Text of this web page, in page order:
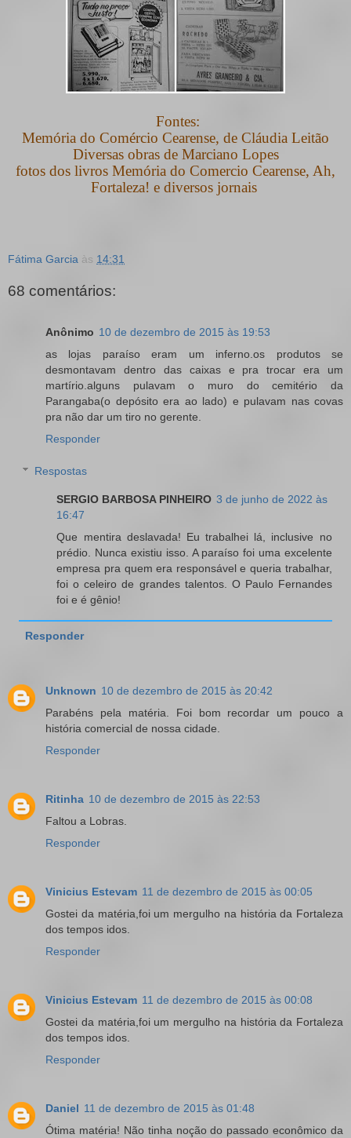
Fontes:
Memória do Comércio Cearense, de Cláudia Leitão
Diversas obras de Marciano Lopes
fotos dos livros Memória do Comercio Cearense, Ah,
Fortaleza! e diversos jornais
Fátima Garcia às 14:31
68 comentários:
Anônimo 10 de dezembro de 2015 às 19:53
as lojas paraíso eram um inferno.os produtos se
desmontavam dentro das caixas e pra trocar era um
martírio.alguns pulavam o muro do cemitério da
Parangaba(o depósito era ao lado) e pulavam nas covas
pra não dar um tiro no gerente.
Responder
Respostas
SERGIO BARBOSA PINHEIRO 3 de junho de 2022 às
16:47
Que mentira deslavada! Eu trabalhei lá, inclusive no
prédio. Nunca existiu isso. A paraíso foi uma excelente
empresa pra quem era responsável e queria trabalhar,
foi o celeiro de grandes talentos. O Paulo Fernandes
foi e é gênio!
Responder
Unknown 10 de dezembro de 2015 às 20:42
Parabéns pela matéria. Foi bom recordar um pouco a
história comercial de nossa cidade.
Responder
Ritinha 10 de dezembro de 2015 às 22:53
Faltou a Lobras.
Responder
Vinicius Estevam 11 de dezembro de 2015 às 00:05
Gostei da matéria,foi um mergulho na história da Fortaleza
dos tempos idos.
Responder
Vinicius Estevam 11 de dezembro de 2015 às 00:08
Gostei da matéria,foi um mergulho na história da Fortaleza
dos tempos idos.
Responder
Daniel 11 de dezembro de 2015 às 01:48
Ótima matéria! Não tinha noção do passado econômico da